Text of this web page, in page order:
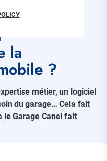
MéCa
la
?
métier, un logiciel
du garage… Cela fait
le Garage Canel fait